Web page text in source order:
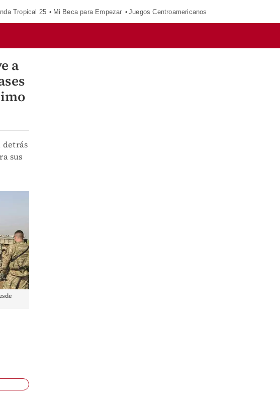
Tropical 25 Mi Beca para Empezar Juegos Centroamericanos
a
detrás
sus